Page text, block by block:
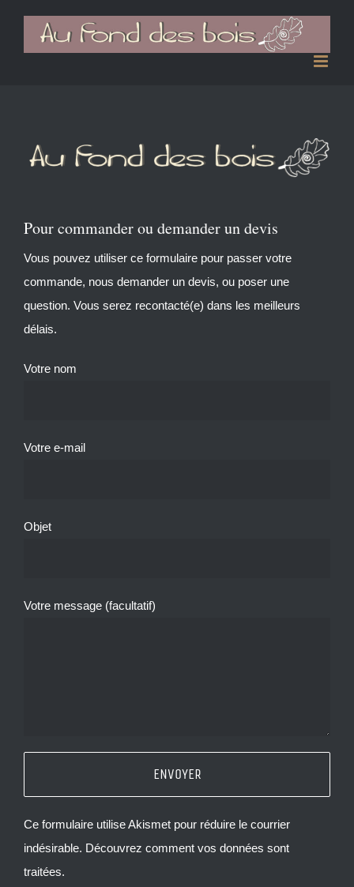
Pour commander ou demander un devis
Vous pouvez utiliser ce formulaire pour passer votre
commande, nous demander un devis, ou poser une
question. Vous serez recontacté(e) dans les meilleurs
délais.
Votre nom
Votre e-mail
Objet
Votre message (facultatif)
Ce formulaire utilise Akismet pour réduire le courrier
indésirable. Découvrez comment vos données sont
traitées.